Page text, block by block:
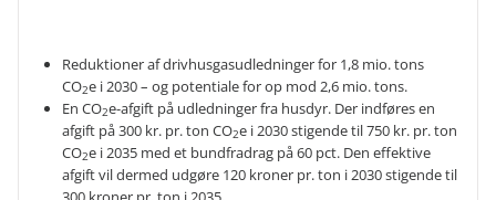
Reduktioner af drivhusgasudledninger for 1,8 mio. tons
CO2e i 2030 – og potentiale for op mod 2,6 mio. tons.
En CO2e-afgift på udledninger fra husdyr. Der indføres en
afgift på 300 kr. pr. ton CO2e i 2030 stigende til 750 kr. pr. ton
CO2e i 2035 med et bundfradrag på 60 pct. Den effektive
afgift vil dermed udgøre 120 kroner pr. ton i 2030 stigende til